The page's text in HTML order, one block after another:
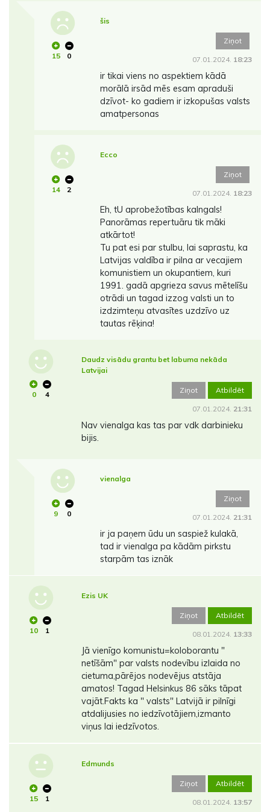
15 0
šis
Ziņot
07.01.2024. 18:23
ir tikai viens no aspektiem kādā
morālā irsād mēs esam apraduši
dzīvot- ko gadiem ir izkopušas valsts
amatpersonas
14 2
Ecco
Ziņot
07.01.2024. 18:23
Eh, tU aprobežotības kalngals!
Panorāmas repertuāru tik māki
atkārtot!
Tu pat esi par stulbu, lai saprastu, ka
Latvijas valdība ir pilna ar vecajiem
komunistiem un okupantiem, kuri
1991. gadā apgrieza savus mētelīšu
otrādi un tagad izzog valsti un to
izdzimteņu atvasītes uzdzīvo uz
tautas rēķina!
0 4
Daudz visādu grantu bet labuma nekāda
Latvijai
Ziņot Atbildēt
07.01.2024. 21:31
Nav vienalga kas tas par vdk darbinieku
bijis.
9 0
vienalga
Ziņot
07.01.2024. 21:31
ir ja paņem ūdu un saspiež kulakā,
tad ir vienalga pa kādām pirkstu
starpām tas iznāk
10 1
Ezis UK
Ziņot Atbildēt
08.01.2024. 13:33
Jā vienīgo komunistu=koloborantu "
netīšām" par valsts nodevību izlaida no
cietuma,pārējos nodevējus atstāja
amatos! Tagad Helsinkus 86 sāks tāpat
vajāt.Fakts ka " valsts" Latvijā ir pilnīgi
atdalijusies no iedzīvotājiem,izmanto
viņus lai iedzīvotos.
15 1
Edmunds
Ziņot Atbildēt
08.01.2024. 13:57